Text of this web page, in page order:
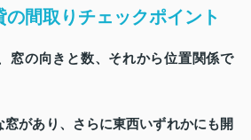
間取りチェックポイント
窓の向きと数、それから位置関係で
があり、さらに東西いずれかにも開